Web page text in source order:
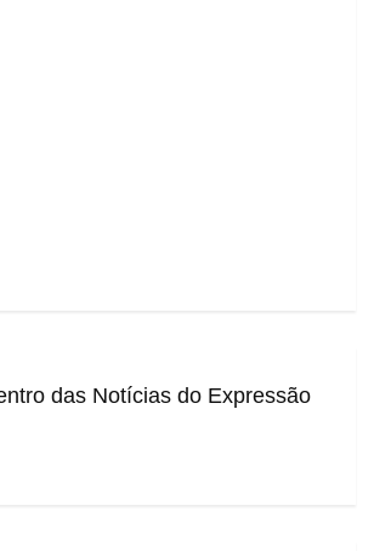
das Notícias do Expressão